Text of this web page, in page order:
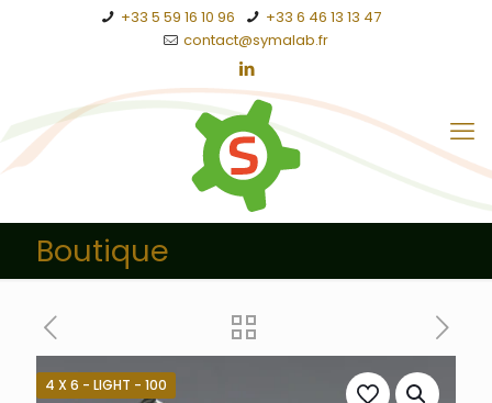
+33 5 59 16 10 96
+33 6 46 13 13 47
contact@symalab.fr
Boutique
4 X 6 - LIGHT - 100